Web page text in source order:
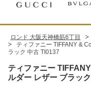
ロンド 大阪天神橋筋6丁目 >
>
ティファニー TIFFANY &
ラック 中古 TI0137
ティファニー
ルダー レザー ブラッ